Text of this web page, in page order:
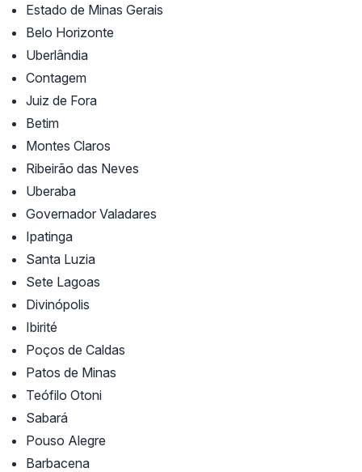
Estado de Minas Gerais
Belo Horizonte
Uberlândia
Contagem
Juiz de Fora
Betim
Montes Claros
Ribeirão das Neves
Uberaba
Governador Valadares
Ipatinga
Santa Luzia
Sete Lagoas
Divinópolis
Ibirité
Poços de Caldas
Patos de Minas
Teófilo Otoni
Sabará
Pouso Alegre
Barbacena